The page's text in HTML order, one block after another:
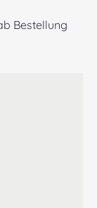
Bestellung
AUF